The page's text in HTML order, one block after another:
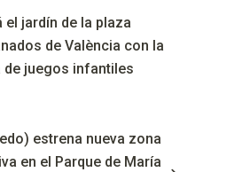
el jardín de la plaza
de València con la
de juegos infantiles
estrena nueva zona
en el Parque de María